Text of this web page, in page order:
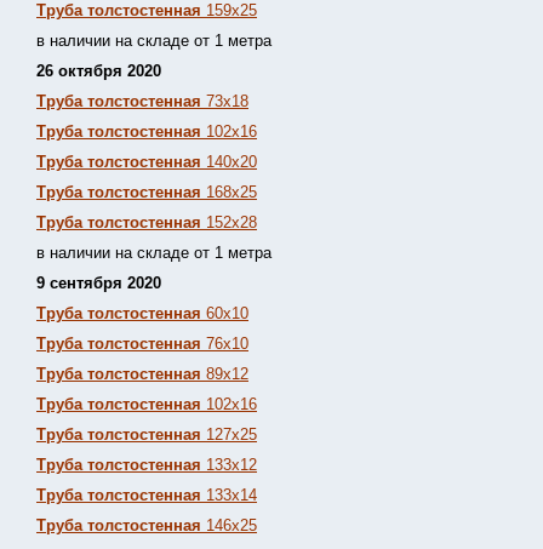
Труба толстостенная 159х25
в наличии на складе от 1 метра
26 октября 2020
Труба толстостенная 73х18
Труба толстостенная 102х16
Труба толстостенная 140х20
Труба толстостенная 168х25
Труба толстостенная 152х28
в наличии на складе от 1 метра
9 сентября 2020
Труба толстостенная 60х10
Труба толстостенная 76х10
Труба толстостенная 89х12
Труба толстостенная 102х16
Труба толстостенная 127х25
Труба толстостенная 133х12
Труба толстостенная 133х14
Труба толстостенная 146х25